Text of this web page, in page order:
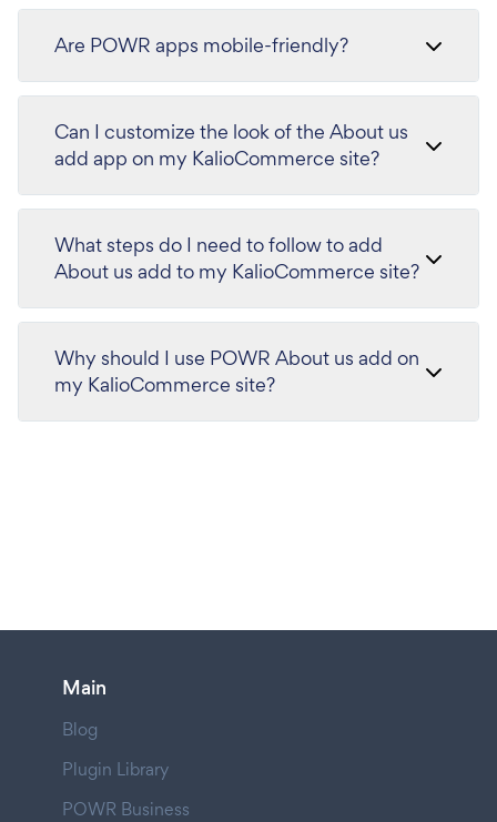
Are POWR apps mobile-friendly?
Can I customize the look of the About us
add app on my KalioCommerce site?
What steps do I need to follow to add
About us add to my KalioCommerce site?
Why should I use POWR About us add on
my KalioCommerce site?
Main
Blog
Plugin Library
POWR Business